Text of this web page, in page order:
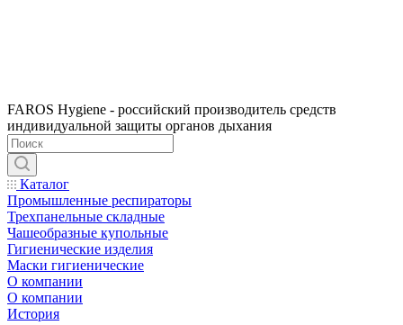
FAROS Hygiene - российский производитель средств
индивидуальной защиты органов дыхания
Каталог
Промышленные респираторы
Трехпанельные складные
Чашеобразные купольные
Гигиенические изделия
Маски гигиенические
О компании
О компании
История